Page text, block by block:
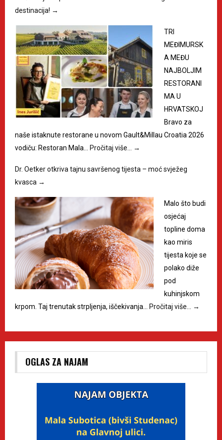
destinacija! →
TRI
MEĐIMURSK
A MEĐU
NAJBOLJIM
RESTORANI
MA U
HRVATSKOJ
Bravo za
naše istaknute restorane u novom Gault&Millau Croatia 2026
vodiču: Restoran Mala…
Pročitaj više… →
Dr. Oetker otkriva tajnu savršenog tijesta – moć svježeg
kvasca →
Malo što budi
osjećaj
topline doma
kao miris
tijesta koje se
polako diže
pod
kuhinjskom
krpom. Taj trenutak strpljenja, iščekivanja…
Pročitaj više… →
OGLAS ZA NAJAM